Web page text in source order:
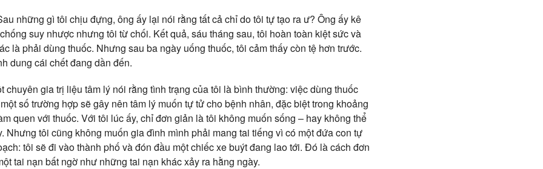
những gì tôi chịu đựng, ông ấy lại nói rằng tất cả chỉ do tôi tự tạo ra ư? Ông ấy kê
suy nhược nhưng tôi từ chối. Kết quả, sáu tháng sau, tôi hoàn toàn kiệt sức và
là phải dùng thuốc. Nhưng sau ba ngày uống thuốc, tôi cảm thấy còn tệ hơn trước.
dung cái chết đang dần đến.
chuyên gia trị liệu tâm lý nói rằng tình trạng của tôi là bình thường: việc dùng thuốc
số trường hợp sẽ gây nên tâm lý muốn tự tử cho bệnh nhân, đặc biệt trong khoảng
quen với thuốc. Với tôi lúc ấy, chỉ đơn giản là tôi không muốn sống – hay không thể
Nhưng tôi cũng không muốn gia đình mình phải mang tai tiếng vì có một đứa con tự
tôi sẽ đi vào thành phố và đón đầu một chiếc xe buýt đang lao tới. Đó là cách đơn
tai nạn bất ngờ như những tai nạn khác xảy ra hằng ngày.